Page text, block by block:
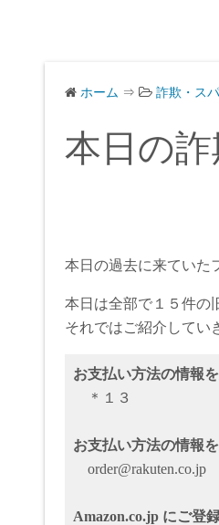
ホーム ⇒ 詐欺・ス
本日の
本日の過去に来ていた
本日は全部で１５件の
それではご紹介してい
お支払い方法の情報
＊１３
お支払い方法の情報
order@rakuten.co.jp
Amazon.co.jp にご登